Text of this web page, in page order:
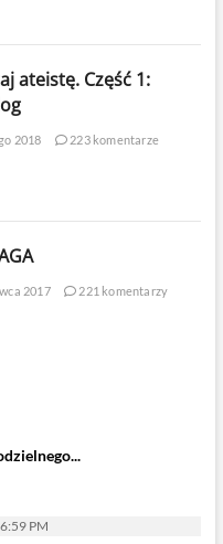
ateistę. Część 1:
2018 223 komentarze
2017 221 komentarzy
PM